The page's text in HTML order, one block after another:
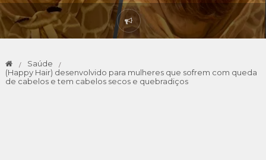
Saúde
(Happy Hair) desenvolvido para mulheres que sofrem com queda
de cabelos e tem cabelos secos e quebradiços